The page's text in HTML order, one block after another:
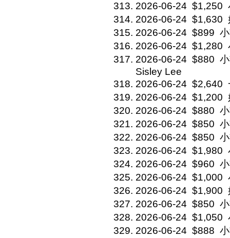
2026-06-24 $1,250
2026-06-24 $1,630
2026-06-24 $899
2026-06-24 $1,280
2026-06-24 $880
Sisley Lee
2026-06-24 $2,640
2026-06-24 $1,200
2026-06-24 $880
2026-06-24 $850
2026-06-24 $850
2026-06-24 $1,980
2026-06-24 $960
2026-06-24 $1,000
2026-06-24 $1,900
2026-06-24 $850
2026-06-24 $1,050
2026-06-24 $888